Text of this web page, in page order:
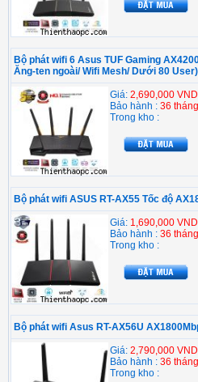
Bộ phát wifi 6 Asus TUF Gaming
Ăng-ten ngoài/ Wifi Mesh/ Dưới 80 User)
Giá: 2,690,000 VND
Bảo hành : 36 tháng
Trong kho :
Bộ phát wifi ASUS RT-AX55 Tốc độ
Giá: 1,690,000 VND
Bảo hành : 36 tháng
Trong kho :
Bộ phát wifi Asus RT-AX56U
Giá: 2,790,000 VND
Bảo hành : 36 tháng
Trong kho :